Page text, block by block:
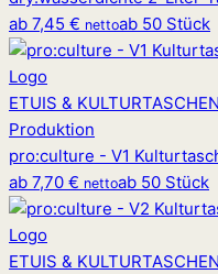
ab 7,45 € nettoab 50 Stück
ETUIS &
Produktion
pro:culture - V1
ab 7,70 € nettoab 50 Stück
ETUIS &